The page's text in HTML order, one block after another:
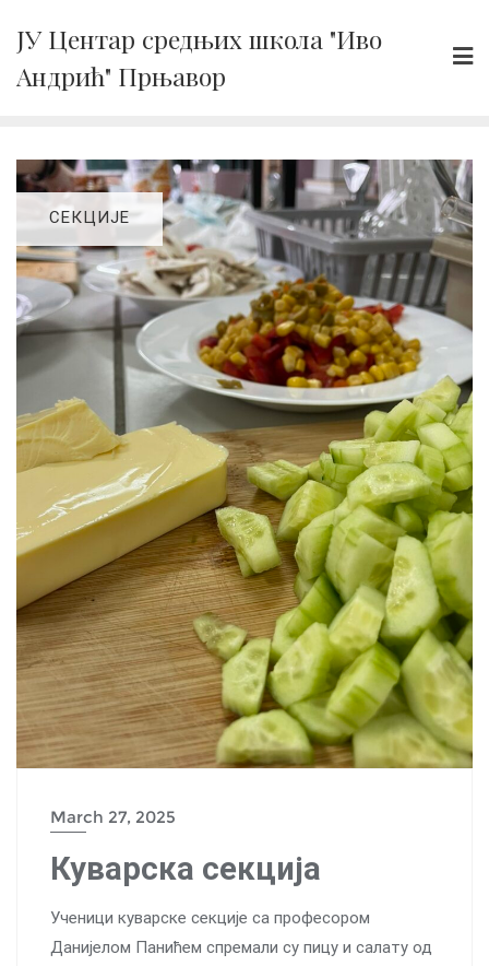
content
ЈУ Центар средњих школа "Иво
Андрић" Прњавор
СЕКЦИЈЕ
March 27, 2025
Куварска секција
Ученици куварске секције са професором
Данијелом Панићем спремали су пицу и салату од